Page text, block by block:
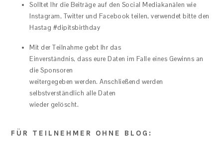
Solltet Ihr die Beiträge auf den Social Mediakanälen wie
Instagram, Twitter und Facebook teilen, verwendet bitte den
Hastag #dipitsbirthday
Mit der Teilnahme gebt Ihr das
Einverständnis, dass eure Daten im Falle eines Gewinns an
die Sponsoren
weitergegeben werden. Anschließend werden
selbstverständlich alle Daten
wieder gelöscht.
FÜR TEILNEHMER OHNE BLOG: